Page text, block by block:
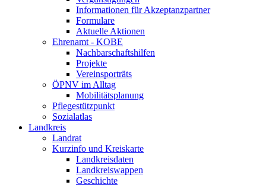
Informationen für Akzeptanzpartner
Formulare
Aktuelle Aktionen
Ehrenamt - KOBE
Nachbarschaftshilfen
Projekte
Vereinsporträts
ÖPNV im Alltag
Mobilitätsplanung
Pflegestützpunkt
Sozialatlas
Landkreis
Landrat
Kurzinfo und Kreiskarte
Landkreisdaten
Landkreiswappen
Geschichte